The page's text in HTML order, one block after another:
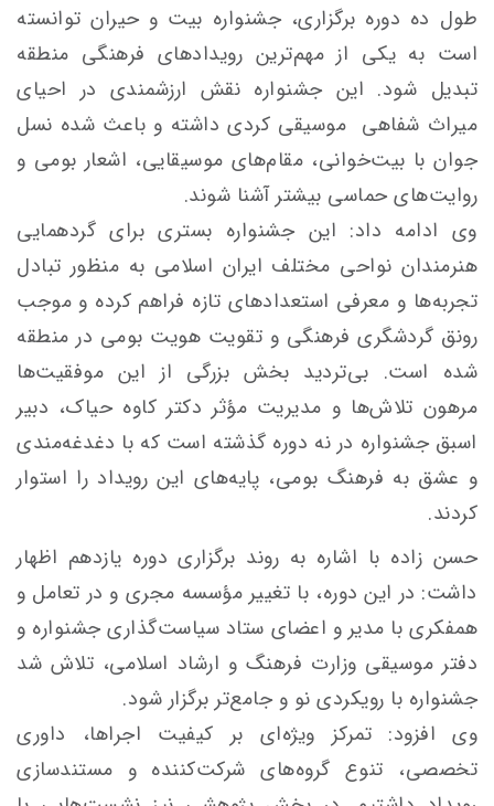
طول ده دوره برگزاری، جشنواره بیت و حیران توانسته
است به یکی از مهم‌ترین رویدادهای فرهنگی منطقه
تبدیل شود. این جشنواره نقش ارزشمندی در احیای
میراث شفاهی موسیقی کردی داشته و باعث شده نسل
جوان با بیت‌خوانی، مقام‌های موسیقایی، اشعار بومی و
روایت‌های حماسی بیشتر آشنا شوند.
وی ادامه داد: این جشنواره بستری برای گردهمایی
هنرمندان نواحی مختلف ایران اسلامی به منظور تبادل
تجربه‌ها و معرفی استعدادهای تازه فراهم کرده و موجب
رونق گردشگری فرهنگی و تقویت هویت بومی در منطقه
شده است. بی‌تردید بخش بزرگی از این موفقیت‌ها
مرهون تلاش‌ها و مدیریت مؤثر دکتر کاوه حیاک، دبیر
اسبق جشنواره در نه دوره گذشته است که با دغدغه‌مندی
و عشق به فرهنگ بومی، پایه‌های این رویداد را استوار
کردند.
حسن زاده با اشاره به روند برگزاری دوره یازدهم اظهار
داشت: در این دوره، با تغییر مؤسسه مجری و در تعامل و
همفکری با مدیر و اعضای ستاد سیاست‌گذاری جشنواره و
دفتر موسیقی وزارت فرهنگ و ارشاد اسلامی، تلاش شد
جشنواره با رویکردی نو و جامع‌تر برگزار شود.
وی افزود: تمرکز ویژه‌ای بر کیفیت اجراها، داوری
تخصصی، تنوع گروه‌های شرکت‌کننده و مستندسازی